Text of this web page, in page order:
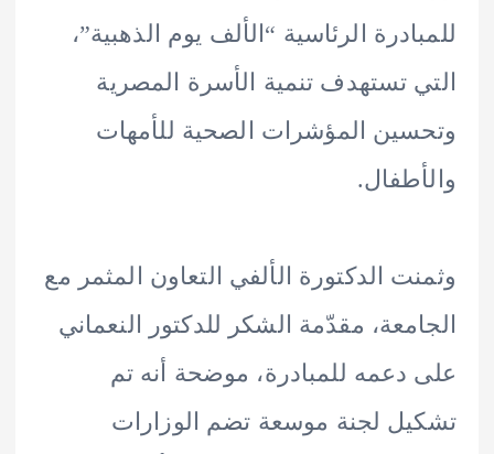
الرئاسية “الألف يوم الذهبية”،
تستهدف تنمية الأسرة المصرية
المؤشرات الصحية للأمهات
الدكتورة الألفي التعاون المثمر مع
مقدّمة الشكر للدكتور النعماني
للمبادرة، موضحة أنه تم
لجنة موسعة تضم الوزارات